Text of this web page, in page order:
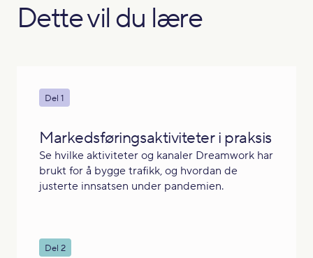
Dette vil du lære
Del 1
Markedsføringsaktiviteter i praksis
Se hvilke aktiviteter og kanaler Dreamwork har
brukt for å bygge trafikk, og hvordan de
justerte innsatsen under pandemien.
Del 2